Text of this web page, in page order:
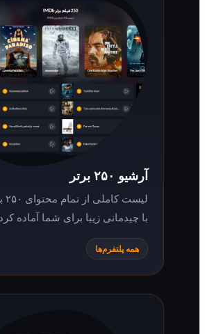
لیست کاملی از تمام محتوای ۲۵۰ برتر جهان را
با چیدمانی زیبا برای شما آماده کرده‌ایم.
همه پلتفرم‌ها